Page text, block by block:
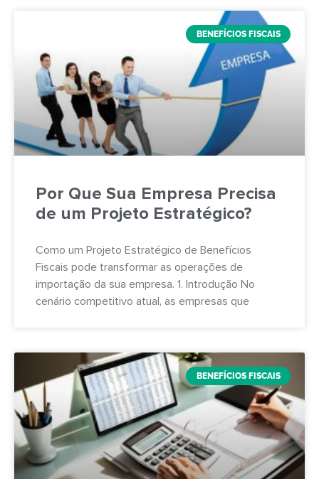
BENEFÍCIOS FISCAIS
Por Que Sua Empresa Precisa
de um Projeto Estratégico?
Como um Projeto Estratégico de Benefícios
Fiscais pode transformar as operações de
importação da sua empresa. 1. Introdução No
cenário competitivo atual, as empresas que
BENEFÍCIOS FISCAIS